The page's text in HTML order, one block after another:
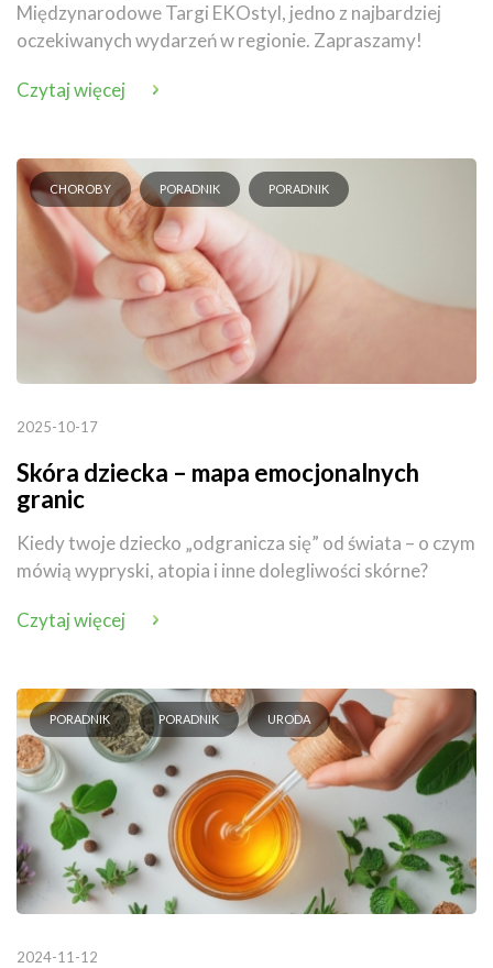
Międzynarodowe Targi EKOstyl, jedno z najbardziej
oczekiwanych wydarzeń w regionie. Zapraszamy!
Czytaj więcej
CHOROBY PORADNIK PORADNIK
2025-10-17
Skóra dziecka – mapa emocjonalnych
granic
Kiedy twoje dziecko „odgranicza się” od świata – o czym
mówią wypryski, atopia i inne dolegliwości skórne?
Czytaj więcej
PORADNIK PORADNIK URODA
2024-11-12